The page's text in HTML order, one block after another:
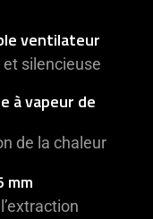
ventilateur
silencieuse
à vapeur de
de la chaleur
mm